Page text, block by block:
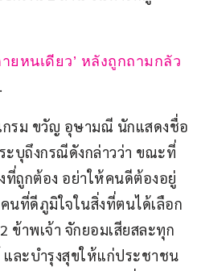
ยหนเดียว’ หลังถูกถามกลัว
กรม ขวัญ อุษามณี นักแสดงชื่อ
ะบุถึงกรณีดังกล่าวว่า ขณะที่
ที่ถูกต้อง อย่าให้คนดีต้องอยู่
นที่ดีภูมิใจในสิ่งที่ตนได้เลือก
ข้าพเจ้า จักยอมเสียสละทุก
และบำรุงสุขให้แก่ประชาชน